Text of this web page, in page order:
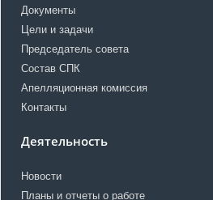
Документы
Цели и задачи
Председатель совета
Состав СПК
Апелляционная комиссия
Контакты
Деятельность
Новости
Планы и отчеты о работе